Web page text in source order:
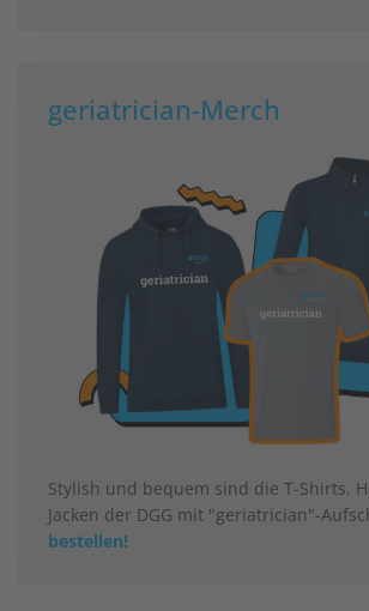
geriatrician-Merch
Stylish und bequem sind die T-Shirts,
Jacken der DGG mit "geriatrician"-
bestellen!